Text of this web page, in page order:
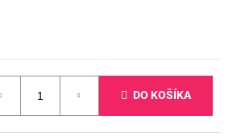
DO KOŠÍKA